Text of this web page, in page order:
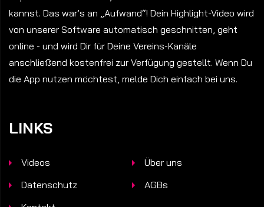
kannst. Das war’s an „Aufwand“! Dein Highlight-Video wird
von unserer Software automatisch geschnitten, geht
online - und wird Dir für Deine Vereins-Kanäle
anschließend kostenfrei zur Verfügung gestellt. Wenn Du
die App nutzen möchtest, melde Dich einfach bei uns.
LINKS
Videos
Über uns
Datenschutz
AGBs